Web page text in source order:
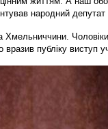
народний депутат
Хмельниччини.
публіку виступ